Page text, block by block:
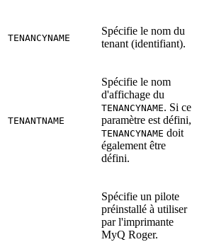
TENANCYNAME
Spécifie le nom du
tenant (identifiant).
TENANTNAME
Spécifie le nom
d'affichage du
TENANCYNAME. Si ce
paramètre est défini,
TENANCYNAME doit
également être
défini.
Spécifie un pilote
préinstallé à utiliser
par l'imprimante
MyQ Roger.